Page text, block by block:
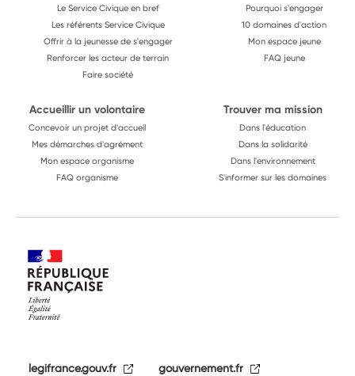
Le Service Civique en bref
Les référents Service Civique
Offrir à la jeunesse de s'engager
Renforcer les acteur de terrain
Faire société
Pourquoi s'engager
10 domaines d'action
Mon espace jeune
FAQ jeune
Accueillir un volontaire
Concevoir un projet d'accueil
Mes démarches d'agrément
Mon espace organisme
FAQ organisme
Trouver ma mission
Dans l'éducation
Dans la solidarité
Dans l'environnement
S'informer sur les domaines
legifrance.gouv.fr gouvernement.fr